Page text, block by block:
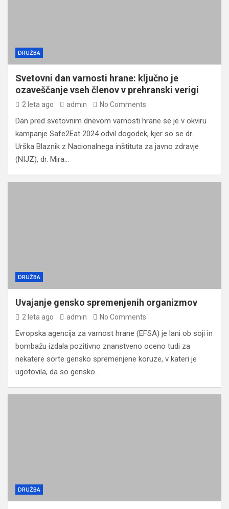
DRUŽBA
Svetovni dan varnosti hrane: ključno je
ozaveščanje vseh členov v prehranski verigi
2 leta ago admin No Comments
Dan pred svetovnim dnevom varnosti hrane se je v okviru
kampanje Safe2Eat 2024 odvil dogodek, kjer so se dr.
Urška Blaznik z Nacionalnega inštituta za javno zdravje
(NIJZ), dr. Mira…
DRUŽBA
Uvajanje gensko spremenjenih organizmov
2 leta ago admin No Comments
Evropska agencija za varnost hrane (EFSA) je lani ob soji in
bombažu izdala pozitivno znanstveno oceno tudi za
nekatere sorte gensko spremenjene koruze, v kateri je
ugotovila, da so gensko…
DRUŽBA